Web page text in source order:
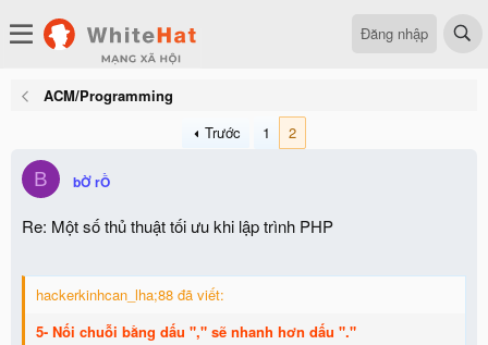
Đăng nhập
ACM/Programming
Trước
1 2
B bỜ rỒ
Re: Một số thủ thuật tối ưu khi lập trình PHP
hackerkinhcan_lha;88 đã viết:
5- Nối chuỗi bằng dấu "," sẽ nhanh hơn dấu "."